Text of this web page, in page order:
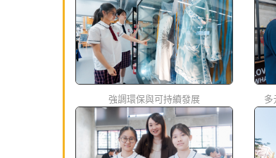
強調環保與可持續發展 多